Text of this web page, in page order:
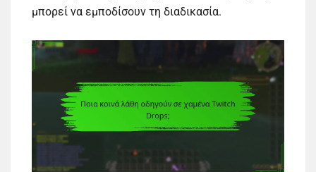
μπορεί να εμποδίσουν τη διαδικασία.